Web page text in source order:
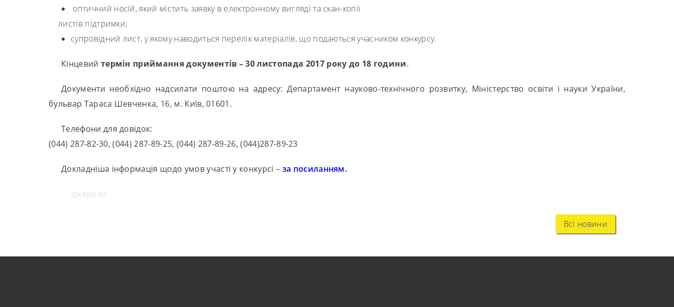
оптичний носій, який містить заявку в електронному вигляді та скан-копії
листів підтримки;
супровідний лист, у якому наводиться перелік матеріалів, що подаються учасником конкурсу.
Кінцевий термін приймання документів – 30 листопада 2017 року до 18 години.
Документи необхідно надсилати поштою на адресу: Департамент науково-технічного розвитку, Міністерство освіти і науки України,
бульвар Тараса Шевченка, 16, м. Київ, 01601.
Телефони для довідок:
(044) 287-82-30, (044) 287-89-25, (044) 287-89-26, (044)287-89-23
Докладніша інформація щодо умов участі у конкурсі – за посиланням.
джерело
Всі новини